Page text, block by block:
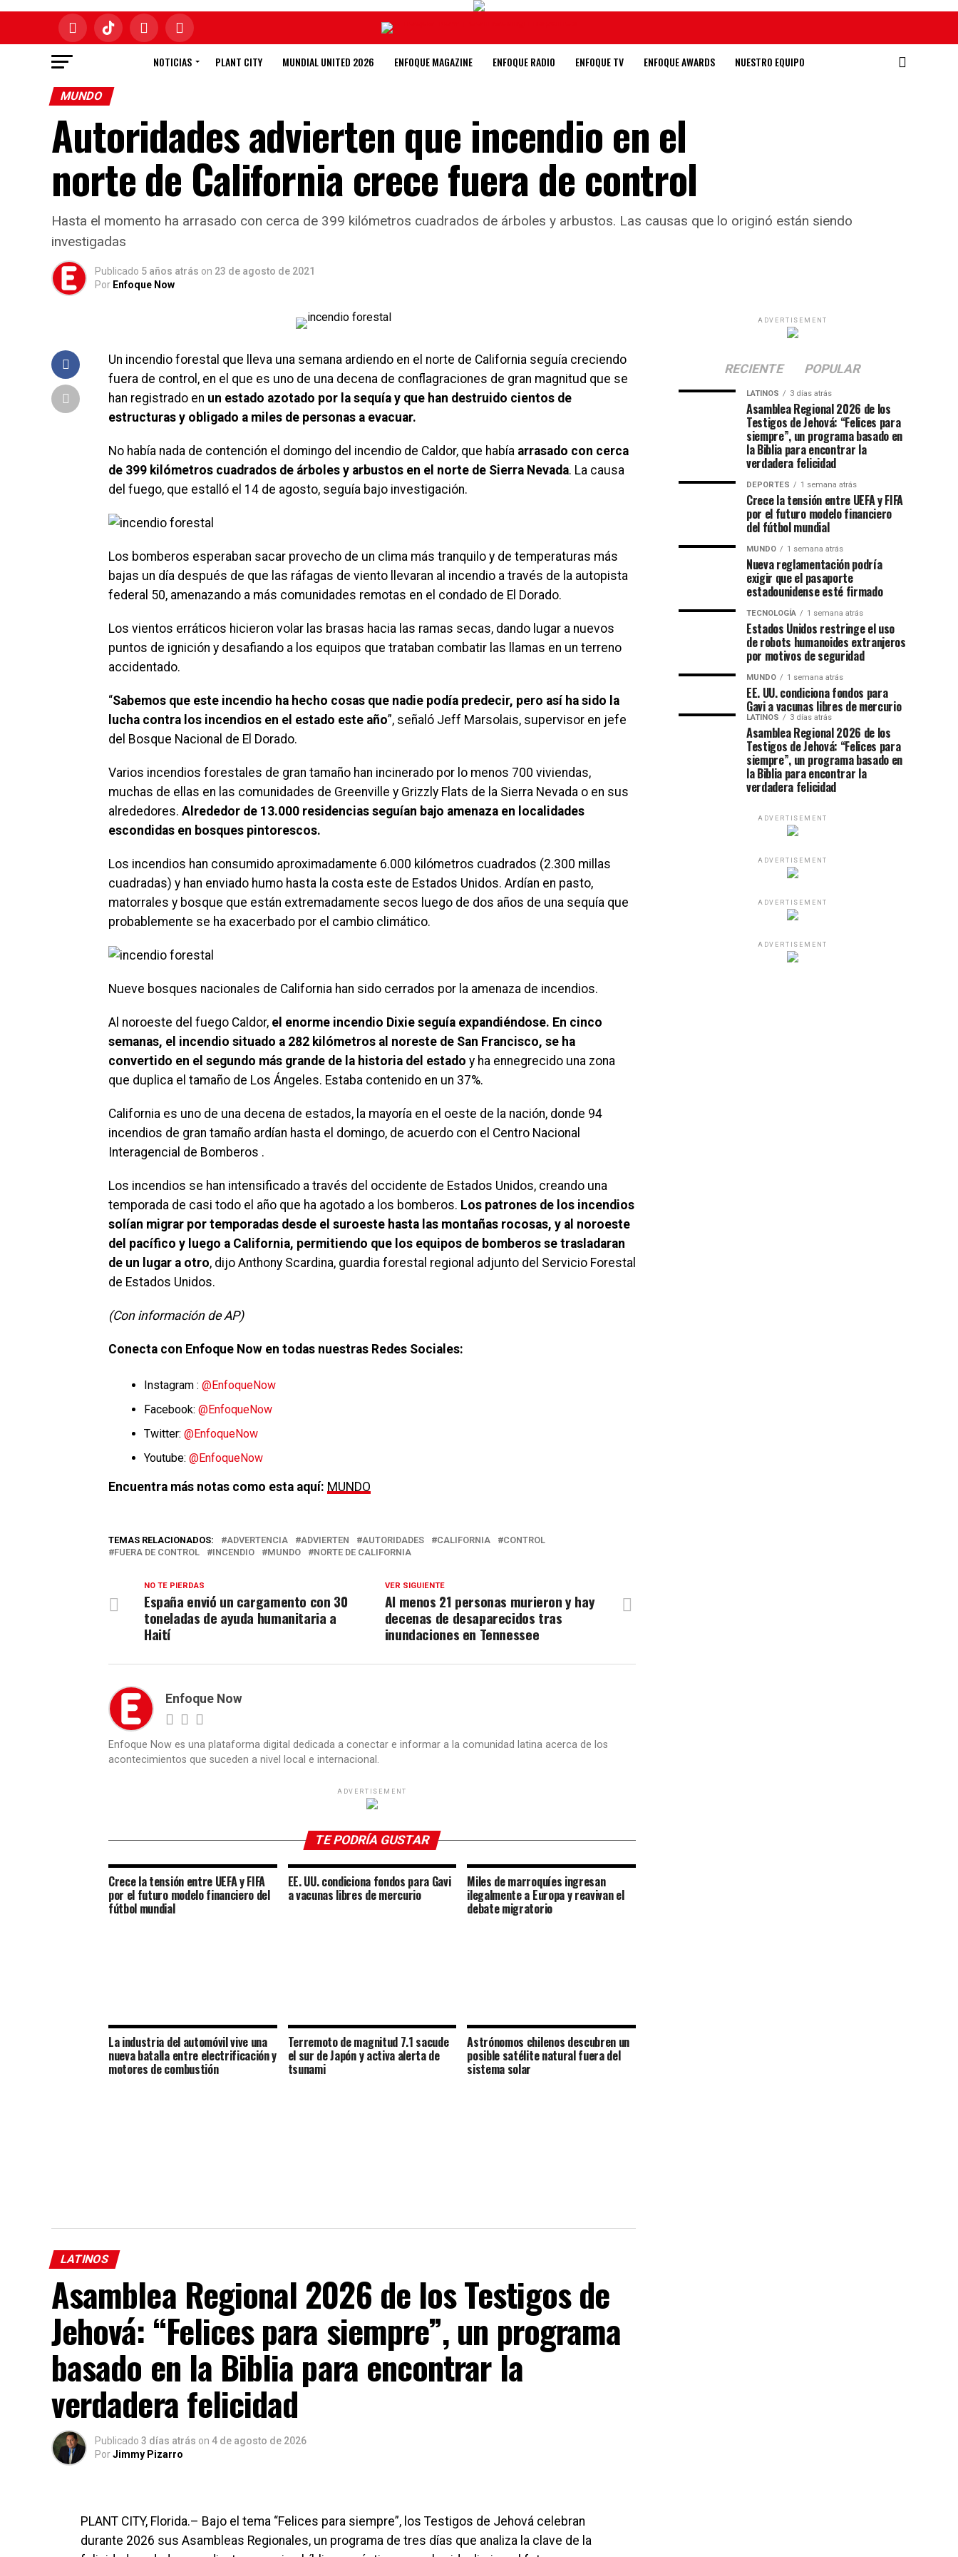
NOTICIAS PLANT CITY MUNDIAL UNITED 2026 ENFOQUE MAGAZINE ENFOQUE RADIO ENFOQUE TV ENFOQUE AWARDS NUESTRO EQUIPO
MUNDO
Autoridades advierten que incendio en el
norte de California crece fuera de control
Hasta el momento ha arrasado con cerca de 399 kilómetros cuadrados de árboles y arbustos. Las causas que lo originó están siendo
investigadas
Publicado 5 años atrás on 23 de agosto de 2021
Por Enfoque Now
Un incendio forestal que lleva una semana ardiendo en el norte de California seguía creciendo
fuera de control, en el que es uno de una decena de conflagraciones de gran magnitud que se
han registrado en un estado azotado por la sequía y que han destruido cientos de
estructuras y obligado a miles de personas a evacuar.
No había nada de contención el domingo del incendio de Caldor, que había arrasado con cerca
de 399 kilómetros cuadrados de árboles y arbustos en el norte de Sierra Nevada. La causa
del fuego, que estalló el 14 de agosto, seguía bajo investigación.
Los bomberos esperaban sacar provecho de un clima más tranquilo y de temperaturas más
bajas un día después de que las ráfagas de viento llevaran al incendio a través de la autopista
federal 50, amenazando a más comunidades remotas en el condado de El Dorado.
Los vientos erráticos hicieron volar las brasas hacia las ramas secas, dando lugar a nuevos
puntos de ignición y desafiando a los equipos que trataban combatir las llamas en un terreno
accidentado.
“Sabemos que este incendio ha hecho cosas que nadie podía predecir, pero así ha sido la
lucha contra los incendios en el estado este año”, señaló Jeff Marsolais, supervisor en jefe
del Bosque Nacional de El Dorado.
Varios incendios forestales de gran tamaño han incinerado por lo menos 700 viviendas,
muchas de ellas en las comunidades de Greenville y Grizzly Flats de la Sierra Nevada o en sus
alrededores. Alrededor de 13.000 residencias seguían bajo amenaza en localidades
escondidas en bosques pintorescos.
Los incendios han consumido aproximadamente 6.000 kilómetros cuadrados (2.300 millas
cuadradas) y han enviado humo hasta la costa este de Estados Unidos. Ardían en pasto,
matorrales y bosque que están extremadamente secos luego de dos años de una sequía que
probablemente se ha exacerbado por el cambio climático.
Nueve bosques nacionales de California han sido cerrados por la amenaza de incendios.
Al noroeste del fuego Caldor, el enorme incendio Dixie seguía expandiéndose. En cinco
semanas, el incendio situado a 282 kilómetros al noreste de San Francisco, se ha
convertido en el segundo más grande de la historia del estado y ha ennegrecido una zona
que duplica el tamaño de Los Ángeles. Estaba contenido en un 37%.
California es uno de una decena de estados, la mayoría en el oeste de la nación, donde 94
incendios de gran tamaño ardían hasta el domingo, de acuerdo con el Centro Nacional
Interagencial de Bomberos .
Los incendios se han intensificado a través del occidente de Estados Unidos, creando una
temporada de casi todo el año que ha agotado a los bomberos. Los patrones de los incendios
solían migrar por temporadas desde el suroeste hasta las montañas rocosas, y al noroeste
del pacífico y luego a California, permitiendo que los equipos de bomberos se trasladaran
de un lugar a otro, dijo Anthony Scardina, guardia forestal regional adjunto del Servicio Forestal
de Estados Unidos.
(Con información de AP)
Conecta con Enfoque Now en todas nuestras Redes Sociales:
Instagram : @EnfoqueNow
Facebook: @EnfoqueNow
Twitter: @EnfoqueNow
Youtube: @EnfoqueNow
Encuentra más notas como esta aquí: MUNDO
TEMAS RELACIONADOS: ADVERTENCIA ADVIERTEN AUTORIDADES CALIFORNIA
CONTROL
FUERA DE CONTROL
INCENDIO MUNDO NORTE DE CALIFORNIA
VER SIGUIENTE
Al menos 21 personas murieron y hay
decenas de desaparecidos tras
inundaciones en Tennessee
NO TE PIERDAS
España envió un cargamento con 30
toneladas de ayuda humanitaria a
Haití
Enfoque Now
Enfoque Now es una plataforma digital dedicada a conectar e informar a la comunidad latina acerca de los
acontecimientos que suceden a nivel local e internacional.
ADVERTISEMENT
TE PODRÍA GUSTAR
Crece la tensión entre UEFA y FIFA
por el futuro modelo financiero del
fútbol mundial
EE. UU. condiciona fondos para Gavi
a vacunas libres de mercurio
Miles de marroquíes ingresan
ilegalmente a Europa y reavivan el
debate migratorio
La industria del automóvil vive una
nueva batalla entre electrificación y
motores de combustión
Terremoto de magnitud 7.1 sacude
el sur de Japón y activa alerta de
tsunami
Astrónomos chilenos descubren un
posible satélite natural fuera del
sistema solar
LATINOS
Asamblea Regional 2026 de los Testigos de
Jehová: “Felices para siempre”, un programa
basado en la Biblia para encontrar la
verdadera felicidad
Publicado 3 días atrás on 4 de agosto de 2026
PorJimmy Pizarro
PLANT CITY, Florida.– Bajo el tema “Felices para siempre”, los Testigos de Jehová celebran
durante 2026 sus Asambleas Regionales, un programa de tres días que analiza la clave de la
ADVERTISEMENT
RECIENTE POPULAR
LATINOS 3 días atrás
Asamblea Regional 2026 de los
Testigos de Jehová: “Felices para
siempre”, un programa basado en
la Biblia para encontrar la
verdadera felicidad
DEPORTES 1 semana atrás
Crece la tensión entre UEFA y FIFA
por el futuro modelo financiero
del fútbol mundial
MUNDO 1 semana atrás
Nueva reglamentación podría
exigir que el pasaporte
estadounidense esté firmado
TECNOLOGÍA 1 semana atrás
Estados Unidos restringe el uso
de robots humanoides extranjeros
por motivos de seguridad
MUNDO 1 semana atrás
EE. UU. condiciona fondos para
Gavi a vacunas libres de mercurio
LATINOS 3 días atrás
Asamblea Regional 2026 de los
Testigos de Jehová: “Felices para
siempre”, un programa basado en
la Biblia para encontrar la
verdadera felicidad
ADVERTISEMENT
ADVERTISEMENT
ADVERTISEMENT
ADVERTISEMENT